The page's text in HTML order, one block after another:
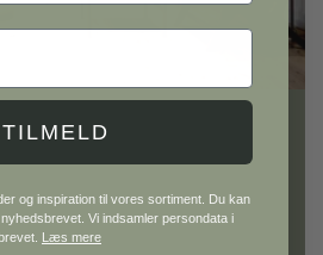
vores univers af møbler og
TILMELD
og inspiration til vores sortiment. Du kan
Vi indsamler persondata i
Læs mere